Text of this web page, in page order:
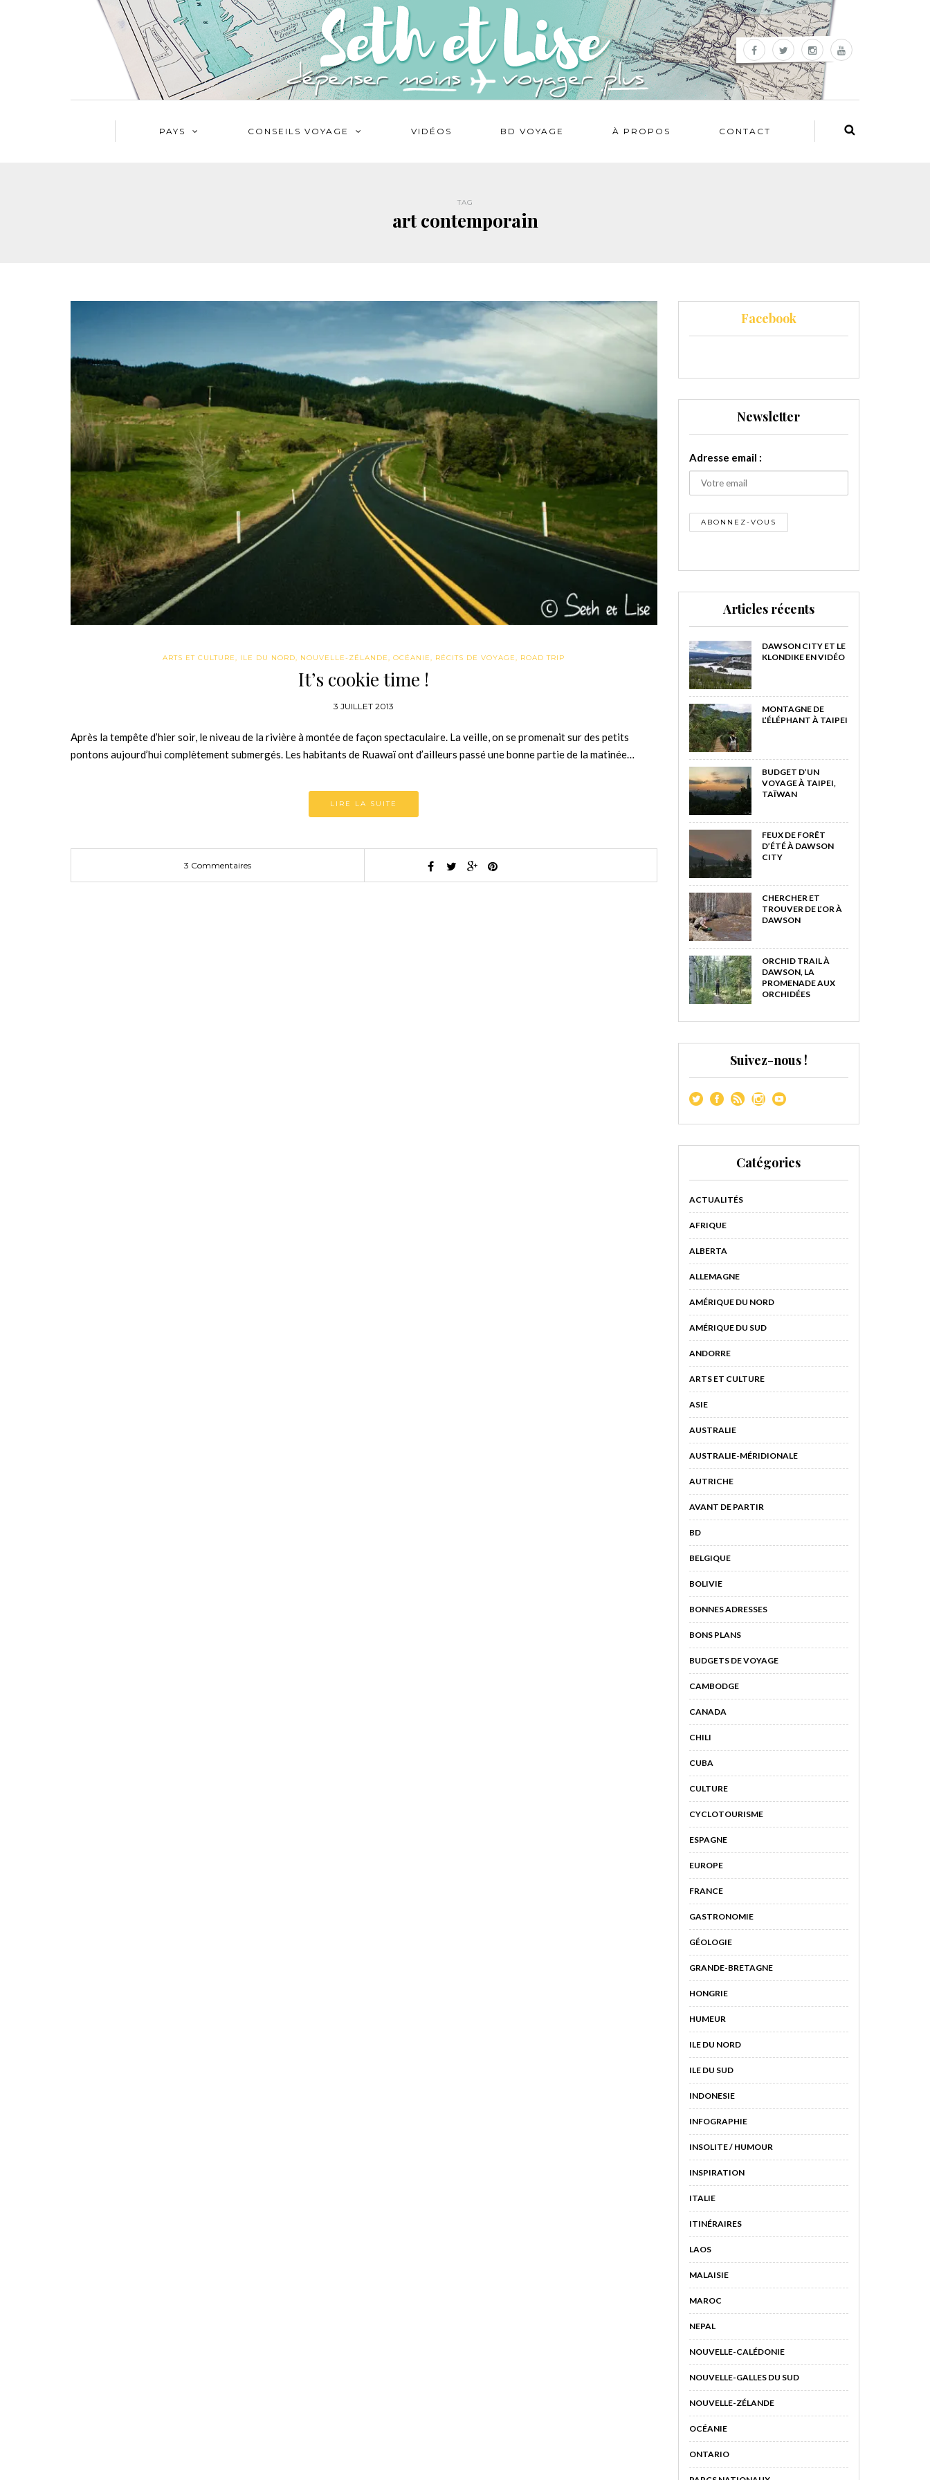
PAYS CONSEILS VOYAGE VIDÉOS BD VOYAGE À PROPOS CONTACT
TAG
art contemporain
ARTS ET CULTURE, ILE DU NORD, NOUVELLE-ZÉLANDE,OCÉANIE, RÉCITS DE VOYAGE, ROAD TRIP
It’s cookie time !
3 JUILLET 2013
Après la tempête d’hier soir, le niveau de la rivière à montée de façon spectaculaire. La veille, on se promenait sur des petits
pontons aujourd’hui complètement submergés. Les habitants de Ruawaï ont d’ailleurs passé une bonne partie de la matinée…
LIRE LA SUITE
3 Commentaires
Facebook
Newsletter
Adresse email :
Articles récents
DAWSON CITY ET LE
KLONDIKE EN VIDÉO
MONTAGNE DE
L’ÉLÉPHANT À TAIPEI
BUDGET D’UN
VOYAGE À TAIPEI,
TAÏWAN
FEUX DE FORÊT
D’ÉTÉ À DAWSON
CITY
CHERCHER ET
TROUVER DE L’OR À
DAWSON
ORCHID TRAIL À
DAWSON, LA
PROMENADE AUX
ORCHIDÉES
Suivez-nous !
Catégories
ACTUALITÉS
AFRIQUE
ALBERTA
ALLEMAGNE
AMÉRIQUE DU NORD
AMÉRIQUE DU SUD
ANDORRE
ARTS ET CULTURE
ASIE
AUSTRALIE
AUSTRALIE-MÉRIDIONALE
AUTRICHE
AVANT DE PARTIR
BD
BELGIQUE
BOLIVIE
BONNES ADRESSES
BONS PLANS
BUDGETS DE VOYAGE
CAMBODGE
CANADA
CHILI
CUBA
CULTURE
CYCLOTOURISME
ESPAGNE
EUROPE
FRANCE
GASTRONOMIE
GÉOLOGIE
GRANDE-BRETAGNE
HONGRIE
HUMEUR
ILE DU NORD
ILE DU SUD
INDONESIE
INFOGRAPHIE
INSOLITE / HUMOUR
INSPIRATION
ITALIE
ITINÉRAIRES
LAOS
MALAISIE
MAROC
NEPAL
NOUVELLE-CALÉDONIE
NOUVELLE-GALLES DU SUD
NOUVELLE-ZÉLANDE
OCÉANIE
ONTARIO